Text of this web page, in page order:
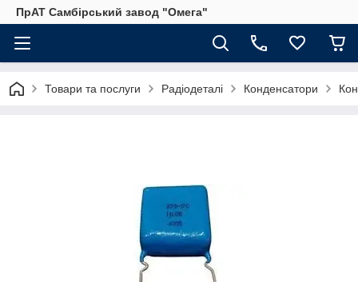
ПрАТ Самбірський завод "Омега"
Товари та послуги Радіодеталі Конденсатори